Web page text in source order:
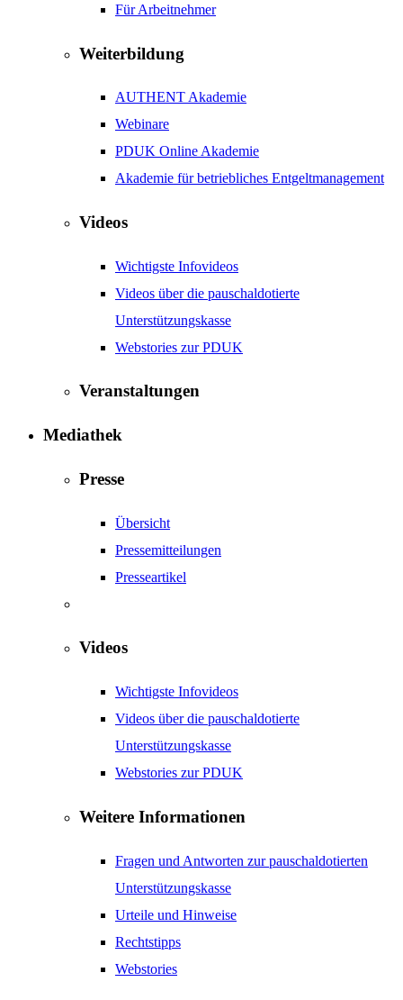
Für Arbeitnehmer
Weiterbildung
AUTHENT Akademie
Webinare
PDUK Online Akademie
Akademie für betriebliches Entgeltmanagement
Videos
Wichtigste Infovideos
Videos über die pauschaldotierte
Unterstützungskasse
Webstories zur PDUK
Veranstaltungen
Mediathek
Presse
Übersicht
Pressemitteilungen
Presseartikel
Videos
Wichtigste Infovideos
Videos über die pauschaldotierte
Unterstützungskasse
Webstories zur PDUK
Weitere Informationen
Fragen und Antworten zur pauschaldotierten
Unterstützungskasse
Urteile und Hinweise
Rechtstipps
Webstories